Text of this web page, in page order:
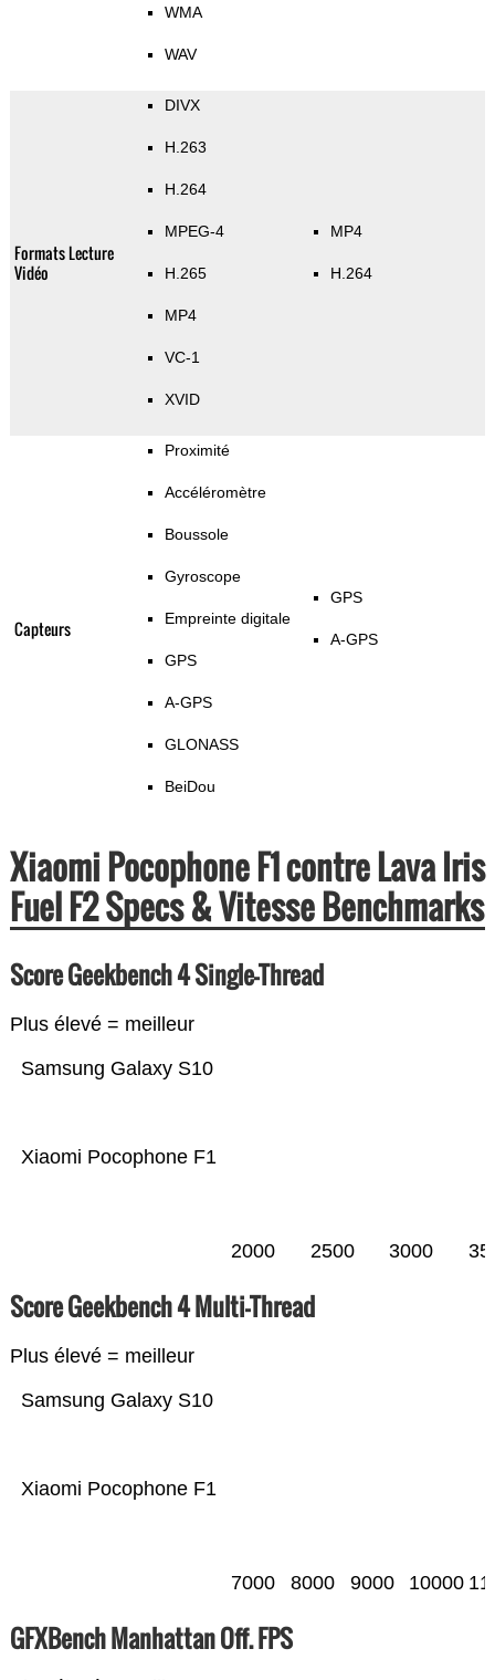
WMA
WAV
Formats Lecture
Vidéo
DIVX
H.263
H.264
MPEG-4
H.265
MP4
VC-1
XVID
MP4
H.264
Capteurs
Proximité
Accéléromètre
Boussole
Gyroscope
Empreinte digitale
GPS
A-GPS
GLONASS
BeiDou
GPS
A-GPS
Xiaomi Pocophone F1 contre Lava Iris
Fuel F2 Specs & Vitesse Benchmarks
Score Geekbench 4 Single-Thread
Plus élevé = meilleur
Xiaomi Pocophone F1
Samsung Galaxy S10
2000 2500 3000
Score Geekbench 4 Multi-Thread
Plus élevé = meilleur
Xiaomi Pocophone F1
Samsung Galaxy S10
7000 8000 9000 10000
GFXBench Manhattan Off. FPS